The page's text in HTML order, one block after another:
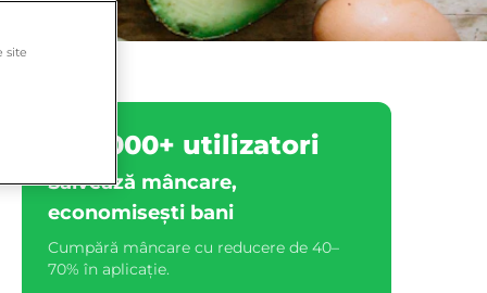
500.000+ utilizatori
Salvează mâncare,
economisești bani
Cumpără mâncare cu reducere de 40–
70% în aplicație.
site